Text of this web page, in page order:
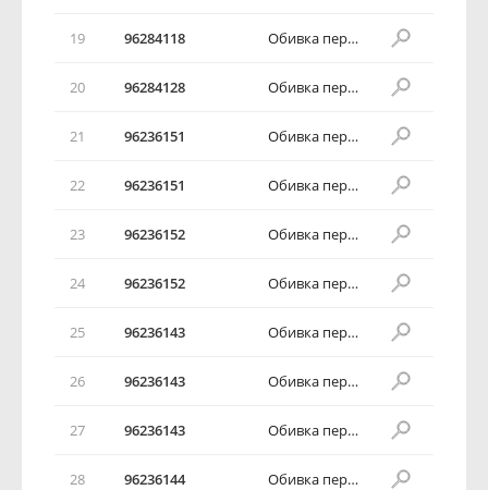
19 96284118 Обивка передней двери в сборе
20 96284128 Обивка передней двери в сборе
21 96236151 Обивка передней двери в сборе
22 96236151 Обивка передней двери в сборе
23 96236152 Обивка передней двери в сборе
24 96236152 Обивка передней двери в сборе
25 96236143 Обивка передней двери в сборе
26 96236143 Обивка передней двери в сборе
27 96236143 Обивка передней двери в сборе
28 96236144 Обивка передней двери в сборе